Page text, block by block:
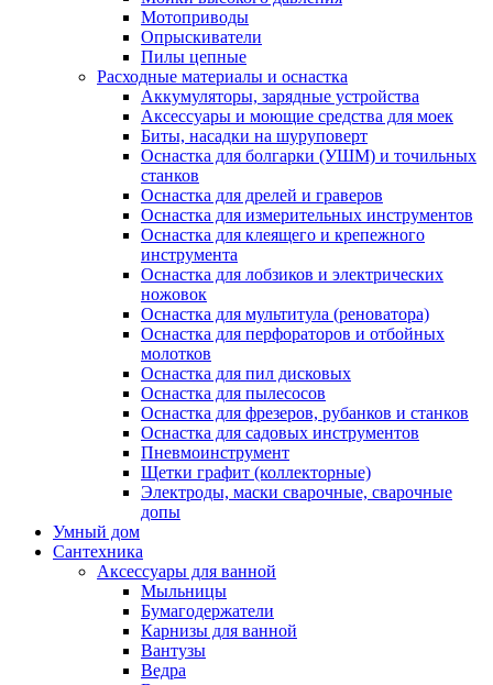
Мотоприводы
Опрыскиватели
Пилы цепные
Расходные материалы и оснастка
Аккумуляторы, зарядные устройства
Аксессуары и моющие средства для моек
Биты, насадки на шуруповерт
Оснастка для болгарки (УШМ) и точильных
станков
Оснастка для дрелей и граверов
Оснастка для измерительных инструментов
Оснастка для клеящего и крепежного
инструмента
Оснастка для лобзиков и электрических
ножовок
Оснастка для мультитула (реноватора)
Оснастка для перфораторов и отбойных
молотков
Оснастка для пил дисковых
Оснастка для пылесосов
Оснастка для фрезеров, рубанков и станков
Оснастка для садовых инструментов
Пневмоинструмент
Щетки графит (коллекторные)
Электроды, маски сварочные, сварочные
допы
Умный дом
Сантехника
Аксессуары для ванной
Мыльницы
Бумагодержатели
Карнизы для ванной
Вантузы
Ведра